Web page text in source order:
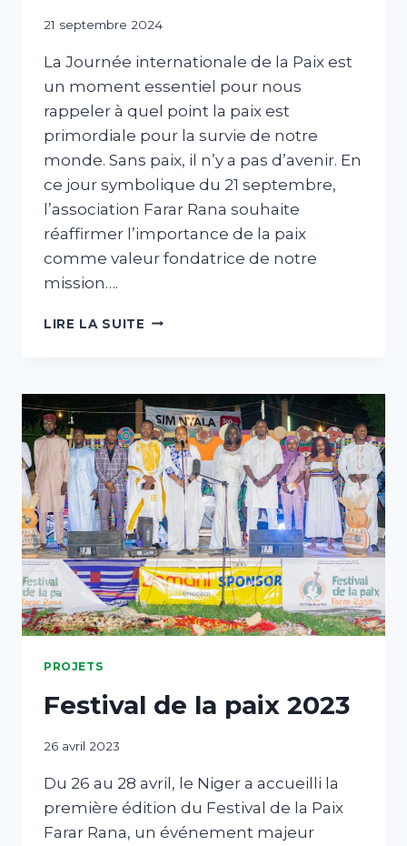
Par
21 septembre 2024
La Journée internationale de la Paix est
un moment essentiel pour nous
rappeler à quel point la paix est
primordiale pour la survie de notre
monde. Sans paix, il n’y a pas d’avenir. En
ce jour symbolique du 21 septembre,
l’association Farar Rana souhaite
réaffirmer l’importance de la paix
comme valeur fondatrice de notre
mission….
LIRE LA SUITE
PROJETS
Festival de la paix 2023
Par
26 avril 2023
Du 26 au 28 avril, le Niger a accueilli la
première édition du Festival de la Paix
Farar Rana, un événement majeur